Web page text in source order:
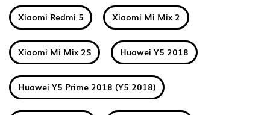
Xiaomi Redmi 5 Xiaomi Mi Mix 2
Xiaomi Mi Mix 2S Huawei Y5 2018
Huawei Y5 Prime 2018 (Y5 2018)